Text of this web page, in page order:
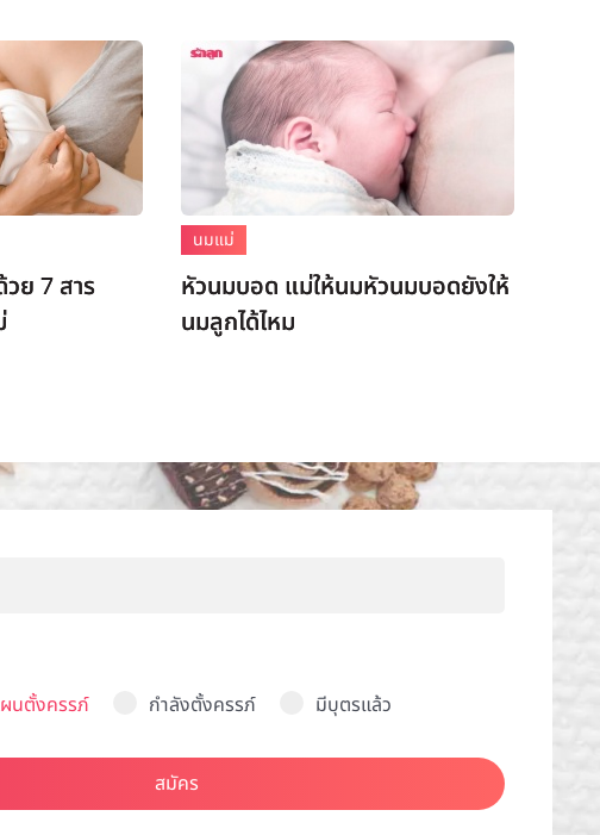
ย 7 สาร
นมแม่
หัวนมบอด แม่ให้นมหัวนมบอดยังให้
นมลูกได้ไหม
นตั้งครรภ์
กำลังตั้งครรภ์ มีบุตรแล้ว
สมัคร